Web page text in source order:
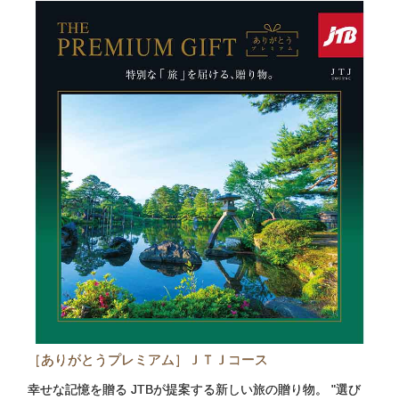
［ありがとうプレミアム］ＪＴＪコース
幸せな記憶を贈る JTBが提案する新しい旅の贈り物。 "選び